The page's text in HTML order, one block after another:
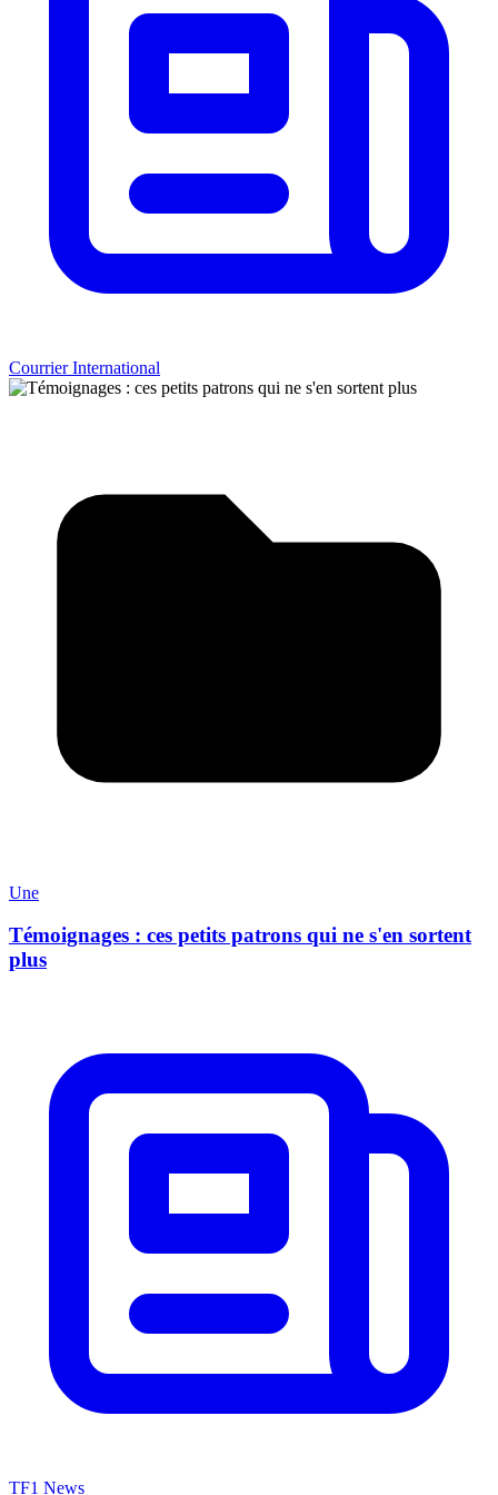
Courrier International
Une
Témoignages : ces petits patrons qui ne s'en sortent
plus
TF1 News